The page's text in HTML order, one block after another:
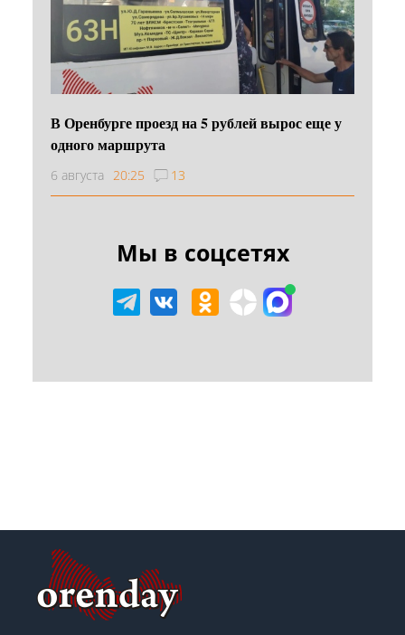
В Оренбурге проезд на 5 рублей вырос еще у
одного маршрута
6 августа 20:25 13
Мы в соцсетях